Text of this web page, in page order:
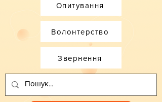
Опитування
Волонтерство
Звернення